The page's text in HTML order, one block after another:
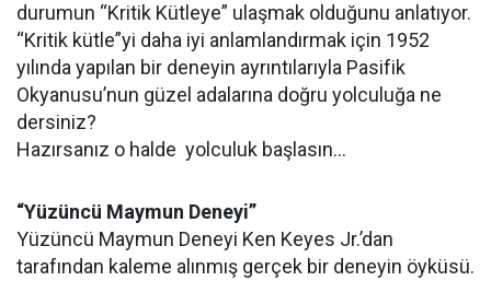
durumun “Kritik Kütleye” ulaşmak olduğunu anlatıyor.
“Kritik kütle”yi daha iyi anlamlandırmak için 1952
yılında yapılan bir deneyin ayrıntılarıyla Pasifik
Okyanusu’nun güzel adalarına doğru yolculuğa ne
dersiniz?
Hazırsanız o halde yolculuk başlasın…
“Yüzüncü Maymun Deneyi”
Yüzüncü Maymun Deneyi Ken Keyes Jr.’dan
tarafından kaleme alınmış gerçek bir deneyin öyküsü.